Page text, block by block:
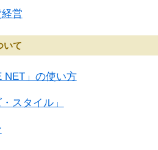
営
いて
NET」の使い方
スタイル」